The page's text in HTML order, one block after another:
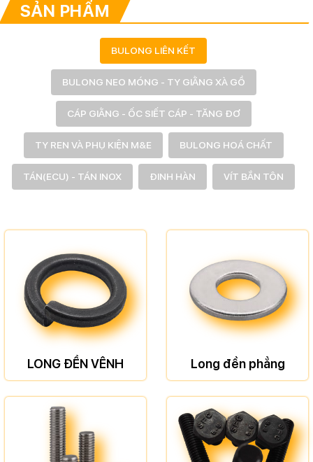
SẢN PHẨM
BULONG LIÊN KẾT
BULONG NEO MÓNG - TY GIẰNG XÀ GỒ
CÁP GIẰNG - ỐC SIẾT CÁP - TĂNG ĐƠ
TY REN VÀ PHỤ KIỆN M&E BULONG HOÁ CHẤT
TÁN(ECU) - TÁN INOX ĐINH HÀN VÍT BẮN TÔN
LONG ĐỀN VÊNH Long đền phẳng